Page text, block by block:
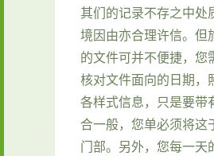
其们的记录不存之中处
境因由亦合理许信。但
的文件可并不便捷，您
核对文件面向的日期，
各样式信息，只是要带
合一般，您单必须将这
门部。另外，您每一天